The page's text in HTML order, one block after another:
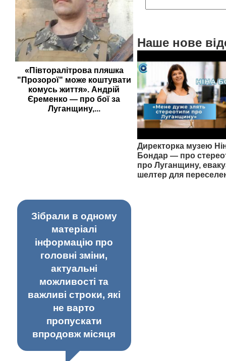
«Півторалітрова пляшка
"Прозорої" може коштувати
комусь життя». Андрій
Єременко — про бої за
Луганщину,...
Наше нове
Директорка музею
Бондар — про
про Луганщину,
шелтер для
Зібрали в одному
матеріалі
інформацію про
головні зміни,
актуальні
можливості та
важливі строки, які
не варто
пропускати
впродовж місяця